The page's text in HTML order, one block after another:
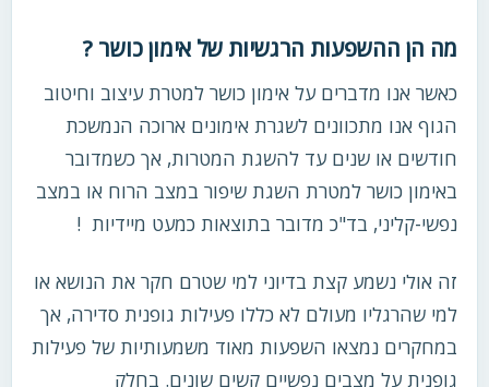
מה הן ההשפעות הרגשיות של אימון כושר ?
כאשר אנו מדברים על אימון כושר למטרת עיצוב וחיטוב
הגוף אנו מתכוונים לשגרת אימונים ארוכה הנמשכת
חודשים או שנים עד להשגת המטרות, אך כשמדובר
באימון כושר למטרת השגת שיפור במצב הרוח או במצב
נפשי-קליני, בד"כ מדובר בתוצאות כמעט מיידיות !
זה אולי נשמע קצת בדיוני למי שטרם חקר את הנושא או
למי שהרגליו מעולם לא כללו פעילות גופנית סדירה, אך
במחקרים נמצאו השפעות מאוד משמעותיות של פעילות
גופנית על מצבים נפשיים קשים שונים. בחלק